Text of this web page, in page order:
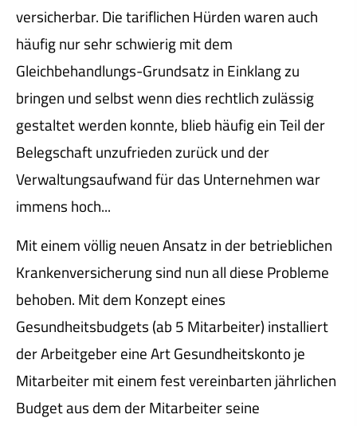
versicherbar. Die tariflichen Hürden waren auch
häufig nur sehr schwierig mit dem
Gleichbehandlungs-Grundsatz in Einklang zu
bringen und selbst wenn dies rechtlich zulässig
gestaltet werden konnte, blieb häufig ein Teil der
Belegschaft unzufrieden zurück und der
Verwaltungsaufwand für das Unternehmen war
immens hoch...
Mit einem völlig neuen Ansatz in der betrieblichen
Kranken­ver­si­che­rung sind nun all diese Probleme
behoben. Mit dem Konzept eines
Gesundheitsbudgets (ab 5 Mitarbeiter) installiert
der Arbeitgeber eine Art Gesundheitskonto je
Mitarbeiter mit einem fest vereinbarten jährlichen
Budget aus dem der Mitarbeiter seine